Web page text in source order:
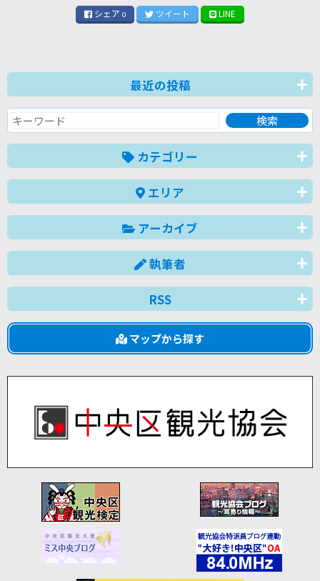
シェア 0 ツイート LINE
最近の投稿
カテゴリー
エリア
アーカイブ
執筆者
RSS
マップから探す